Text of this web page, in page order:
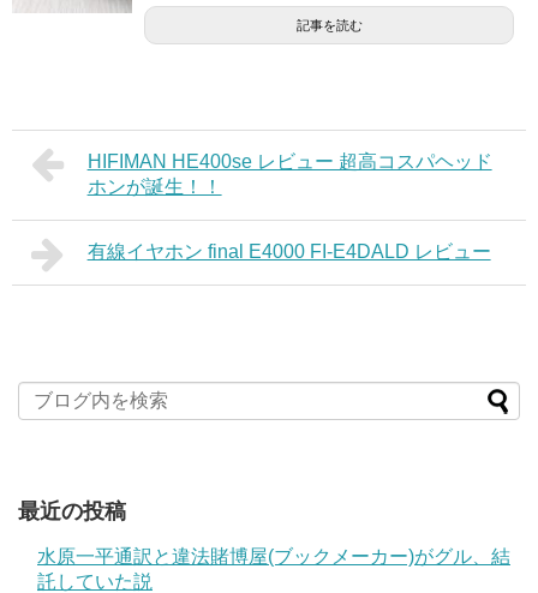
記事を読む
HIFIMAN HE400se レビュー 超高コスパヘッド
ホンが誕生！！
有線イヤホン final E4000 FI-E4DALD レビュー
最近の投稿
水原一平通訳と違法賭博屋(ブックメーカー)がグル、結
託していた説